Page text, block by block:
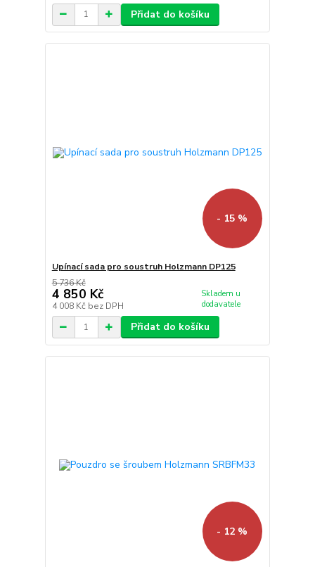
Přidat do košíku
- 15 %
Upínací sada pro soustruh Holzmann DP125
5 736 Kč
4 850 Kč
4 008 Kč bez DPH
Skladem u
dodavatele
Přidat do košíku
- 12 %